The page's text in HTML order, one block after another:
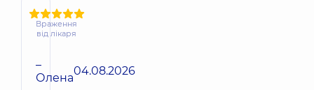
Враження
від лікаря
–
Олена04.08.2026